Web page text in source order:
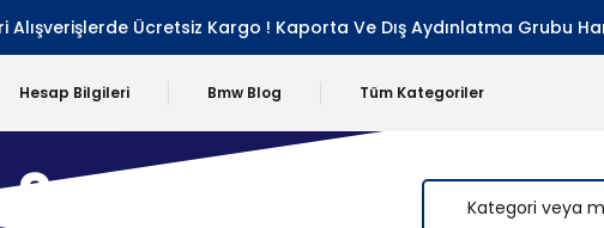
Ücretsiz Kargo ! Kaporta Ve Dış Aydınlatma Grubu Hariç
Hesap Bilgileri Bmw Blog Tüm Kategoriler